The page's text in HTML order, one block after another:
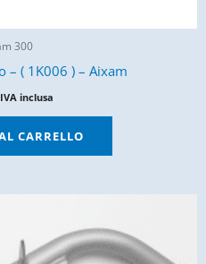
300
– ( 1K006 ) – Aixam
IVA inclusa
CARRELLO